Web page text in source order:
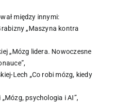
między innymi:
„Maszyna kontra
„Mózg lidera. Nowoczesne
Lech „Co robi mózg, kiedy
psychologia i AI”,